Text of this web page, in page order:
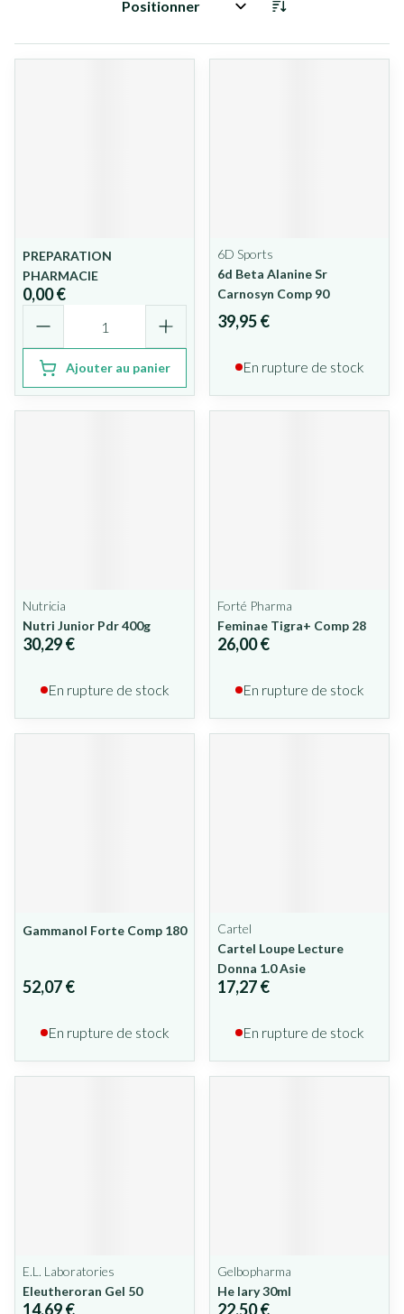
Trier par:
PREPARATION
PHARMACIE
0,00 €
Ajouter au panier
6D Sports
6d Beta Alanine Sr
Carnosyn Comp 90
39,95 €
En rupture de stock
Nutricia
Nutri Junior Pdr 400g
30,29 €
En rupture de stock
Forté Pharma
Feminae Tigra+ Comp 28
26,00 €
En rupture de stock
Gammanol Forte Comp 180
52,07 €
En rupture de stock
Cartel
Cartel Loupe Lecture
Donna 1.0 Asie
17,27 €
En rupture de stock
E.L. Laboratories
Eleutheroran Gel 50
14,69 €
Gelbopharma
He Iary 30ml
22,50 €